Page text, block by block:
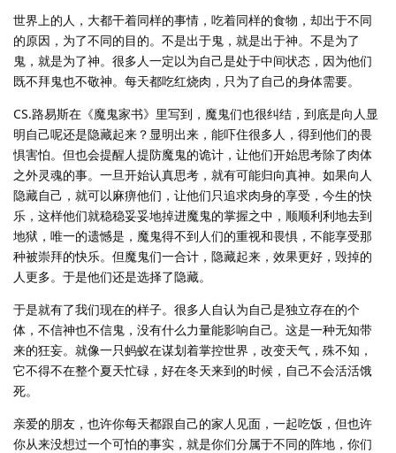
世界上的人，大都干着同样的事情，吃着同样的食物，却出于不同
的原因，为了不同的目的。不是出于鬼，就是出于神。不是为了
鬼，就是为了神。很多人一定以为自己是处于中间状态，因为他们
既不拜鬼也不敬神。每天都吃红烧肉，只为了自己的身体需要。
CS.路易斯在《魔鬼家书》里写到，魔鬼们也很纠结，到底是向人显
明自己呢还是隐藏起来？显明出来，能吓住很多人，得到他们的畏
惧害怕。但也会提醒人提防魔鬼的诡计，让他们开始思考除了肉体
之外灵魂的事。一旦开始认真思考，就有可能归向真神。如果向人
隐藏自己，就可以麻痹他们，让他们只追求肉身的享受，今生的快
乐，这样他们就稳稳妥妥地掉进魔鬼的掌握之中，顺顺利利地去到
地狱，唯一的遗憾是，魔鬼得不到人们的重视和畏惧，不能享受那
种被崇拜的快乐。但魔鬼们一合计，隐藏起来，效果更好，毁掉的
人更多。于是他们还是选择了隐藏。
于是就有了我们现在的样子。很多人自认为自己是独立存在的个
体，不信神也不信鬼，没有什么力量能影响自己。这是一种无知带
来的狂妄。就像一只蚂蚁在谋划着掌控世界，改变天气，殊不知，
它不得不在整个夏天忙碌，好在冬天来到的时候，自己不会活活饿
死。
亲爱的朋友，也许你每天都跟自己的家人见面，一起吃饭，但也许
你从来没想过一个可怕的事实，就是你们分属于不同的阵地，你们